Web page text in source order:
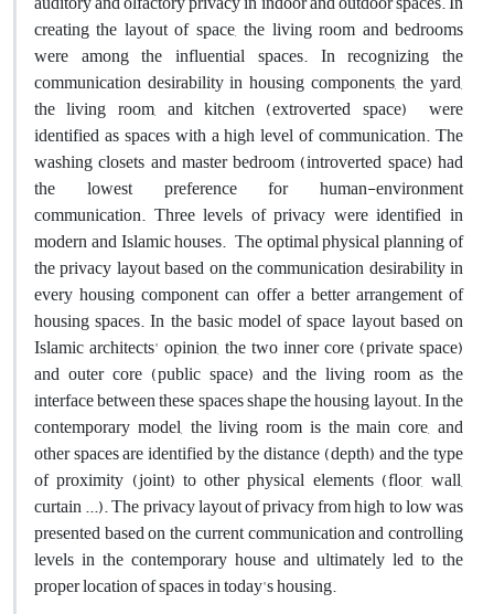
creating the layout of space, the living room and bedrooms
were among the influential spaces. In recognizing the
communication desirability in housing components, the yard,
the living room, and kitchen (extroverted space) were
identified as spaces with a high level of communication. The
washing closets and master bedroom (introverted space) had
the lowest preference for human-environment
communication. Three levels of privacy were identified in
modern and Islamic houses. The optimal physical planning of
the privacy layout based on the communication desirability in
every housing component can offer a better arrangement of
housing spaces. In the basic model of space layout based on
Islamic architects' opinion, the two inner core (private space)
and outer core (public space) and the living room as the
interface between these spaces shape the housing layout. In the
contemporary model, the living room is the main core, and
other spaces are identified by the distance (depth) and the type
of proximity (joint) to other physical elements (floor, wall,
curtain ...). The privacy layout of privacy from high to low was
presented based on the current communication and controlling
levels in the contemporary house and ultimately led to the
proper location of spaces in today's housing.